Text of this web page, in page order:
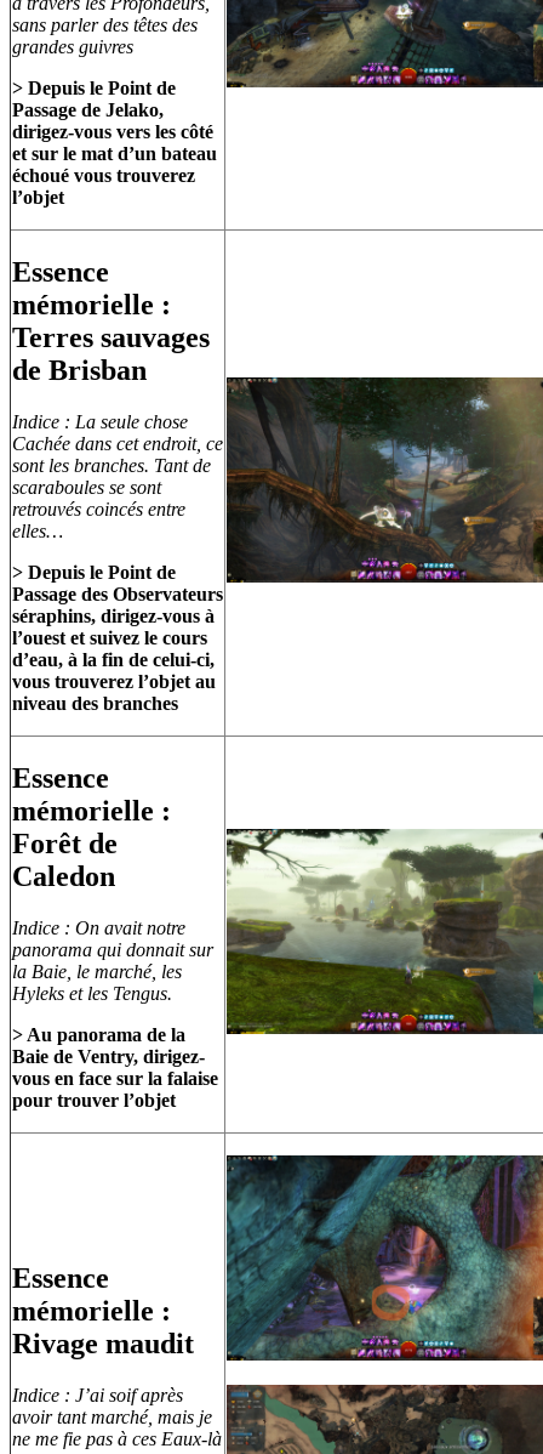
sans parler des têtes des
grandes guivres
> Depuis le Point de
Passage de Jelako,
dirigez-vous vers les côté
et sur le mat d’un bateau
échoué vous trouverez
l’objet
Essence
mémorielle :
Terres sauvages
de Brisban
Indice : La seule chose
Cachée dans cet endroit, ce
sont les branches. Tant de
scaraboules se sont
retrouvés coincés entre
elles…
> Depuis le Point de
Passage des Observateurs
séraphins, dirigez-vous à
l’ouest et suivez le cours
d’eau, à la fin de celui-ci,
vous trouverez l’objet au
niveau des branches
Essence
mémorielle :
Forêt de
Caledon
Indice : On avait notre
panorama qui donnait sur
la Baie, le marché, les
Hyleks et les Tengus.
> Au panorama de la
Baie de Ventry, dirigez-
vous en face sur la falaise
pour trouver l’objet
Essence
mémorielle :
Rivage maudit
Indice : J’ai soif après
avoir tant marché, mais je
ne me fie pas à ces Eaux-là